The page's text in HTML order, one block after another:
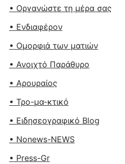
• Οργανώστε τη μέρα σας
• Ενδιαφέρον
• Ομορφιά των ματιών
• Ανοιχτό Παράθυρο
• Αρουραίος
• Τρο-μα-κτικό
• Ειδησεογραφικό Blog
• Nonews-NEWS
• Press-Gr